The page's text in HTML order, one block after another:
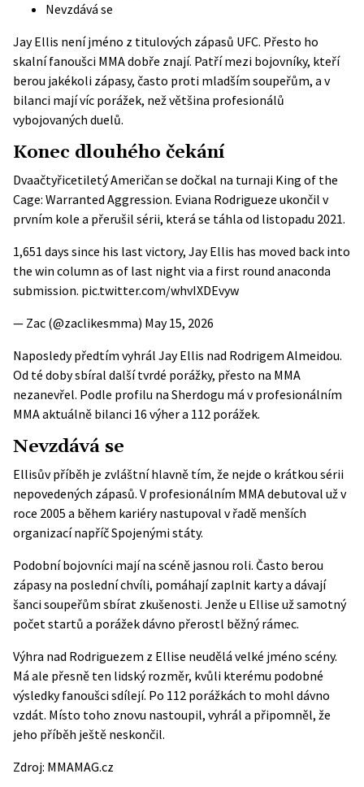
Nevzdává se
Jay Ellis není jméno z titulových zápasů UFC. Přesto ho
skalní fanoušci MMA dobře znají. Patří mezi bojovníky, kteří
berou jakékoli zápasy, často proti mladším soupeřům, a v
bilanci mají víc porážek, než většina profesionálů
vybojovaných duelů.
Konec dlouhého čekání
Dvaačtyřicetiletý Američan se dočkal na turnaji King of the
Cage: Warranted Aggression. Eviana Rodrigueze ukončil v
prvním kole a přerušil sérii, která se táhla od listopadu 2021.
1,651 days since his last victory, Jay Ellis has moved back into
the win column as of last night via a first round anaconda
submission. pic.twitter.com/whvIXDEvyw
— Zac (@zaclikesmma) May 15, 2026
Naposledy předtím vyhrál Jay Ellis nad Rodrigem Almeidou.
Od té doby sbíral další tvrdé porážky, přesto na MMA
nezanevřel. Podle profilu na Sherdogu má v profesionálním
MMA aktuálně bilanci 16 výher a 112 porážek.
Nevzdává se
Ellisův příběh je zvláštní hlavně tím, že nejde o krátkou sérii
nepovedených zápasů. V profesionálním MMA debutoval už v
roce 2005 a během kariéry nastupoval v řadě menších
organizací napříč Spojenými státy.
Podobní bojovníci mají na scéně jasnou roli. Často berou
zápasy na poslední chvíli, pomáhají zaplnit karty a dávají
šanci soupeřům sbírat zkušenosti. Jenže u Ellise už samotný
počet startů a porážek dávno přerostl běžný rámec.
Výhra nad Rodriguezem z Ellise neudělá velké jméno scény.
Má ale přesně ten lidský rozměr, kvůli kterému podobné
výsledky fanoušci sdílejí. Po 112 porážkách to mohl dávno
vzdát. Místo toho znovu nastoupil, vyhrál a připomněl, že
jeho příběh ještě neskončil.
Zdroj: MMAMAG.cz